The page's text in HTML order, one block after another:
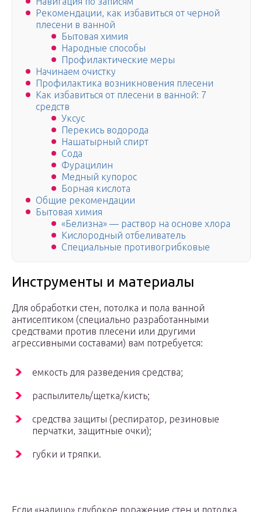
Рекомендации, как избавиться от черной
плесени в ванной
Бытовая химия
Народные способы
Профилактические меры
Начинаем очистку
Профилактика возникновения плесени
Как избавиться от плесени в ванной: 7
средств
Уксус
Перекись водорода
Нашатырный спирт
Сода
Фурацилин
Медный купорос
Борная кислота
Общие рекомендации
Бытовая химия
«Белизна» — раствор на основе хлора
Кислородный отбеливатель
Специальные противогрибковые
Инструменты и материалы
Для обработки стен, потолка и пола ванной
антисептиком (специально разработанными
средствами против плесени или другими
агрессивными составами) вам потребуется:
емкость для разведения средства;
распылитель/щетка/кисть;
средства защиты (респиратор, резиновые
перчатки, защитные очки);
губки и тряпки.
Если «налицо» глубокое поражение стен и потолка,